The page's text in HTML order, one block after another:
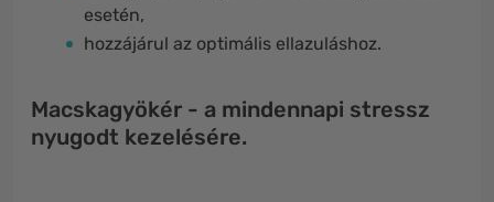
esetén,
hozzájárul az optimális ellazuláshoz.
Macskagyökér - a mindennapi stressz
nyugodt kezelésére.